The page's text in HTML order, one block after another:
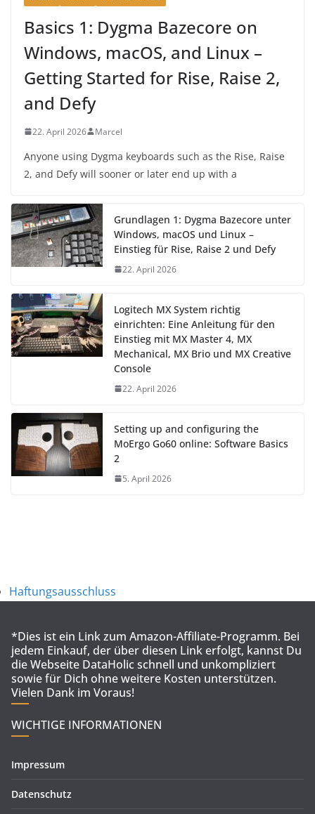
Basics 1: Dygma Bazecore on
Windows, macOS, and Linux –
Getting Started for Rise, Raise 2,
and Defy
22. April 2026 Marcel
Anyone using Dygma keyboards such as the Rise, Raise
2, and Defy will sooner or later end up with a
Grundlagen 1: Dygma Bazecore unter
Windows, macOS und Linux –
Einstieg für Rise, Raise 2 und Defy
22. April 2026
Logitech MX System richtig
einrichten: Eine Anleitung für den
Einstieg mit MX Master 4, MX
Mechanical, MX Brio und MX Creative
Console
22. April 2026
Setting up and configuring the
MoErgo Go60 online: Software Basics
2
5. April 2026
Haftungsausschluss
*Dies ist ein Link zum Amazon-Affiliate-Programm. Bei
jedem Einkauf, der über diesen Link erfolgt, kannst Du
die Webseite DataHolic schnell und unkompliziert
sowie für Dich ohne weitere Kosten unterstützen.
Vielen Dank im Voraus!
WICHTIGE INFORMATIONEN
Impressum
Datenschutz